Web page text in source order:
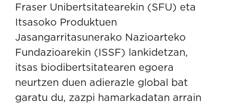
Fraser Unibertsitatearekin (SFU) eta
Itsasoko Produktuen
Jasangarritasunerako Nazioarteko
Fundazioarekin (ISSF) lankidetzan,
itsas biodibertsitatearen egoera
neurtzen duen adierazle global bat
garatu du, zazpi hamarkadatan arrain